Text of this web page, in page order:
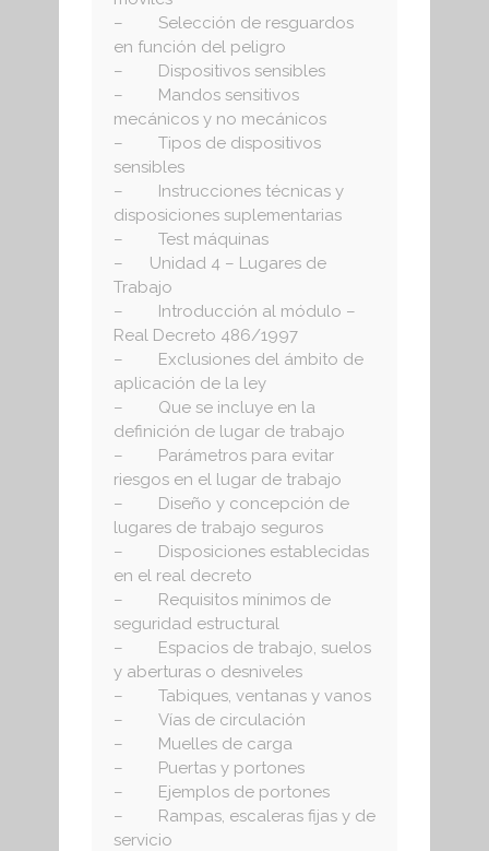
– Selección de resguardos
en función del peligro
– Dispositivos sensibles
– Mandos sensitivos
mecánicos y no mecánicos
– Tipos de dispositivos
sensibles
– Instrucciones técnicas y
disposiciones suplementarias
– Test máquinas
– Unidad 4 – Lugares de
Trabajo
– Introducción al módulo –
Real Decreto 486/1997
– Exclusiones del ámbito de
aplicación de la ley
– Que se incluye en la
definición de lugar de trabajo
– Parámetros para evitar
riesgos en el lugar de trabajo
– Diseño y concepción de
lugares de trabajo seguros
– Disposiciones establecidas
en el real decreto
– Requisitos mínimos de
seguridad estructural
– Espacios de trabajo, suelos
y aberturas o desniveles
– Tabiques, ventanas y vanos
– Vías de circulación
– Muelles de carga
– Puertas y portones
– Ejemplos de portones
– Rampas, escaleras fijas y de
servicio